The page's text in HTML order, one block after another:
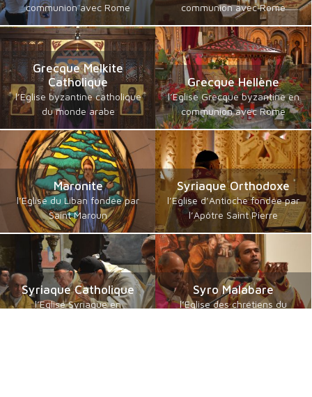
communion avec Rome
communion avec Rome
Grecque Melkite
Catholique
l’Eglise byzantine catholique
du monde arabe
Grecque Hellène
l’Eglise Grecque byzantine en
communion avec Rome
Maronite
l’Eglise du Liban fondée par
Saint Maroun
Syriaque Orthodoxe
l’Eglise d’Antioche fondée par
l’Apôtre Saint Pierre
Syriaque Catholique
l’Eglise Syriaque en
Syro Malabare
l’Eglise des chrétiens du